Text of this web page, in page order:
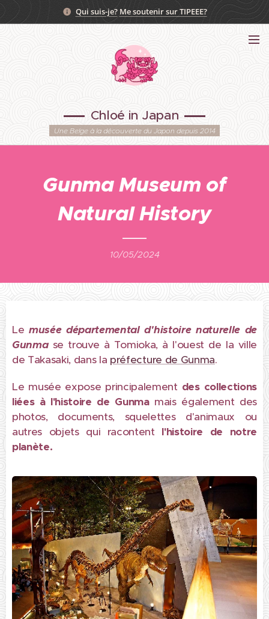
Qui suis-je? Me soutenir sur TIPEEE?
Chloé in Japan
Une Belge à la découverte du Japon depuis 2014
Gunma Museum of
Natural History
10/05/2024
Lemusée départemental d'histoire naturelle de
Gunmase trouve à Tomioka, à l'ouest de la ville
de Takasaki, dans la préfecture de Gunma.
Le musée expose principalement des collections
liées à l'histoire de Gunmamais également des
photos, documents, squelettes d'animaux ou
autres objets qui racontentl'histoire de notre
planète.